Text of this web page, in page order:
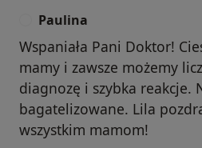
Paulina
Wspaniała Pani Doktor!
mamy i zawsze możemy
diagnozę i szybka reakcje.
bagatelizowane. Lila
wszystkim mamom!